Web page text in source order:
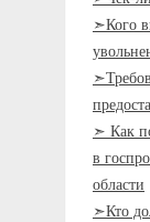
➣Кого
➣ Как
в
области
➣Кто